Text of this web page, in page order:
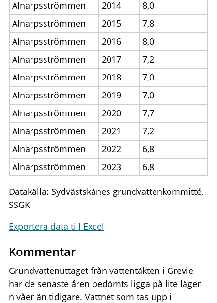
Alnarpsströmmen
2014
8,0
Alnarpsströmmen
2015
7,8
Alnarpsströmmen
2016
8,0
Alnarpsströmmen
2017
7,2
Alnarpsströmmen
2018
7,0
Alnarpsströmmen
2019
7,0
Alnarpsströmmen
2020
7,7
Alnarpsströmmen
2021
7,2
Alnarpsströmmen
2022
6,8
Alnarpsströmmen
2023 6,8
Datakälla: Sydvästskånes grundvattenkommitté,
SSGK
Exportera data till Excel
Kommentar
Grundvattenuttaget från vattentäkten i Grevie
har de senaste åren bedömts ligga på lite läger
nivåer än tidigare. Vattnet som tas upp i